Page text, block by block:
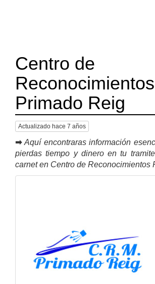
Centro de
Reconocimientos
Primado Reig
Actualizado hace 7 años
➡ Aquí encontraras información
pierdas tiempo y dinero en tu
carnet en Centro de Reconocimientos